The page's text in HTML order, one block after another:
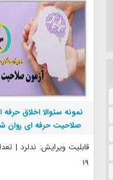
نمونه سئوالا اخلاق
صلاحیت حرفه ای روان
قابلیت ویرایش: ندلرد |
19